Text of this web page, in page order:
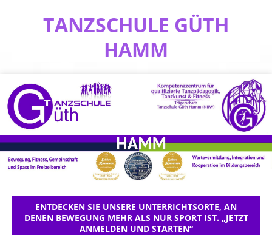
TANZSCHULE GÜTH
HAMM
ENTDECKEN SIE UNSERE UNTERRICHTSORTE, AN
DENEN BEWEGUNG MEHR ALS NUR SPORT IST. „JETZT
ANMELDEN UND STARTEN“